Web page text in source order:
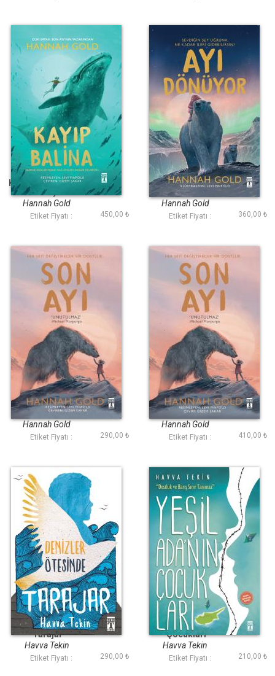
Kayıp Balina (Fleksi
Cilt)
Hannah Gold
Etiket Fiyatı : 450,00 ₺
Ayı Dönüyor
Hannah Gold
Etiket Fiyatı : 360,00 ₺
Son Ayı
Hannah Gold
Etiket Fiyatı : 290,00 ₺
Son Ayı (Ciltli
Şömizli)
Hannah Gold
Etiket Fiyatı : 410,00 ₺
Denizler Ötesinde
Tarajar
Havva Tekin
Etiket Fiyatı : 290,00 ₺
Yeşil Adanın
Çocukları
Havva Tekin
Etiket Fiyatı : 210,00 ₺